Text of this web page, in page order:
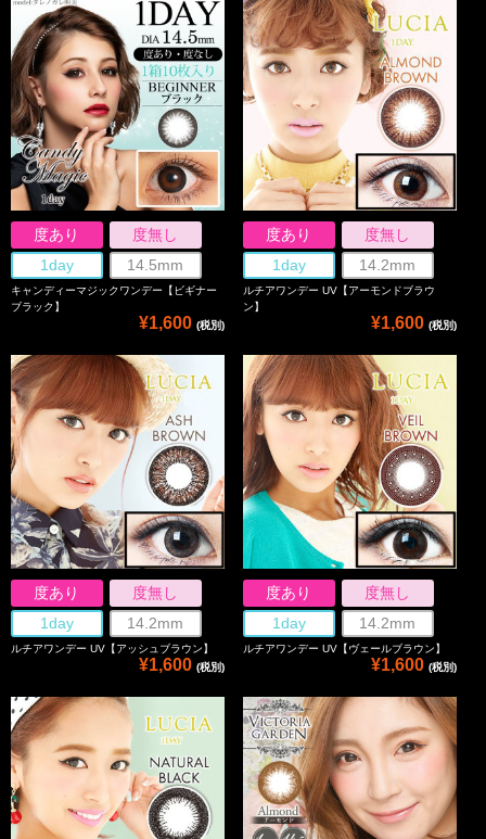
度あり
度無し
1day
14.5mm
キャンディーマジックワンデー【ビギナー
ブラック】
¥1,600 (税別)
度あり
度無し
1day
14.2mm
ルチアワンデー UV【アーモンドブラウ
ン】
¥1,600 (税別)
度あり
度無し
1day
14.2mm
ルチアワンデー UV【アッシュブラウン】
¥1,600 (税別)
度あり
度無し
1day
14.2mm
ルチアワンデー UV【ヴェールブラウン】
¥1,600 (税別)